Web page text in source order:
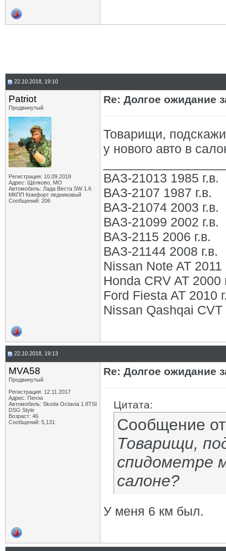
22.10.2018, 19:10
Patriot
Продвинутый
Регистрация: 10.09.2018
Адрес: Щёлково, МО
Автомобиль: Лада Веста SW 1.6
МКПП Комфорт ледниковый
Сообщений: 206
Re: Долгое ожидание
Товарищи,
у нового авто в
ВАЗ-21013 1985 г.в.
ВАЗ-2107 1987 г.в.
ВАЗ-21074 2003 г.в.
ВАЗ-21099 2002 г.в.
ВАЗ-2115 2006 г.в.
ВАЗ-21144 2008 г.в.
Nissan Note AT 2011
Honda CRV AT 2000
Ford Fiesta AT 2010
Nissan Qashqai CVT
22.10.2018, 19:13
MVA58
Продвинутый
Регистрация: 12.11.2017
Адрес: Пенза
Автомобиль: Skoda Octavia 1.8TSI
DSG Style
Возраст: 46
Сообщений: 5,131
Re: Долгое ожидание
Цитата:
Сообщение
Товарищи,
спидометре
салоне?
У меня 6 км был.